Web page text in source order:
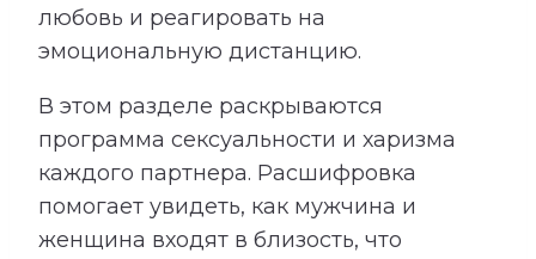
любовь и реагировать на
эмоциональную дистанцию.
В этом разделе раскрываются
программа сексуальности и харизма
каждого партнера. Расшифровка
помогает увидеть, как мужчина и
женщина входят в близость, что